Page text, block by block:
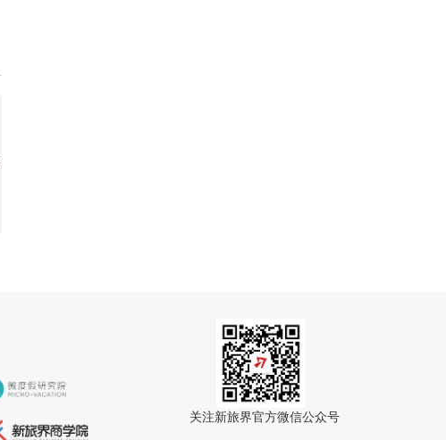
关注新旅界官方微信公众号